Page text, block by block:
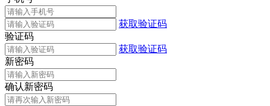
获取验证码
验证码
获取验证码
新密码
确认新密码